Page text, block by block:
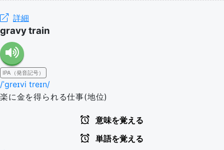
詳細
gravy train
IPA（発音記号）
/ˈɡreɪvi treɪn/
楽に金を得られる仕事(地位)
意味を覚える
単語を覚える